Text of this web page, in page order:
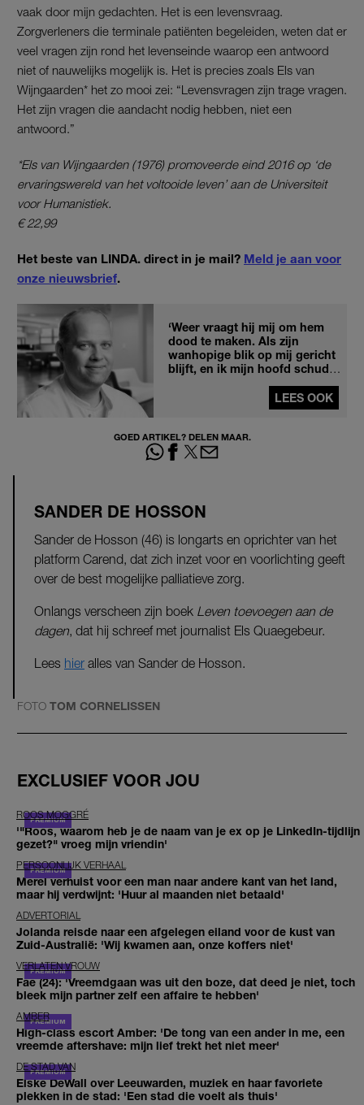
vaak door mijn gedachten. Het is een levensvraag.
Zorgverleners die terminale patiënten begeleiden, weten dat er
veel vragen zijn rond het levenseinde waarop een antwoord
niet of nauwelijks mogelijk is. Het is precies zoals Els van
Wijngaarden* het zo mooi zei: “Levensvragen zijn trage vragen.
Het zijn vragen die aandacht nodig hebben, niet een
antwoord.”
*Els van Wijngaarden (1976) promoveerde eind 2016 op ‘de
ervaringswereld van het voltooide leven’ aan de Universiteit
voor Humanistiek.
€ 22,99
Het beste van LINDA. direct in je mail? Meld je aan voor
onze nieuwsbrief.
‘Weer vraagt hij mij om hem
dood te maken. Als zijn
wanhopige blik op mij gericht
blijft, en ik mijn hoofd schud,
LEES OOK
GOED ARTIKEL? DELEN MAAR.
SANDER DE HOSSON
Sander de Hosson (46) is longarts en oprichter van het
platform Carend, dat zich inzet voor en voorlichting geeft
over de best mogelijke palliatieve zorg.
Onlangs verscheen zijn boek Leven toevoegen aan de
dagen, dat hij schreef met journalist Els Quaegebeur.
Lees hier alles van Sander de Hosson.
FOTO TOM CORNELISSEN
EXCLUSIEF VOOR JOU
ROOS MOGGRÉ
'"Roos, waarom heb je de naam van je ex op je LinkedIn-tijdlijn
gezet?" vroeg mijn vriendin'
PERSOONLIJK VERHAAL
Merel verhuist voor een man naar andere kant van het land,
maar hij verdwijnt: 'Huur al maanden niet betaald'
ADVERTORIAL
Jolanda reisde naar een afgelegen eiland voor de kust van
Zuid-Australië: 'Wij kwamen aan, onze koffers niet'
VERLATEN VROUW
Fae (24): 'Vreemdgaan was uit den boze, dat deed je niet, toch
bleek mijn partner zelf een affaire te hebben'
AMBER
High-class escort Amber: 'De tong van een ander in me, een
vreemde aftershave: mijn lief trekt het niet meer'
DE STAD VAN
Elske DeWall over Leeuwarden, muziek en haar favoriete
plekken in de stad: 'Een stad die voelt als thuis'